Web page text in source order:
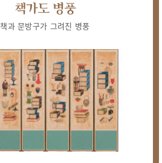
책가도 병풍
책과 문방구가 그려진 병풍